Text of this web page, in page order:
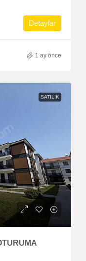
Detaylar
1 ay önce
SATILIK